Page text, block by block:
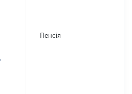
Пенсія